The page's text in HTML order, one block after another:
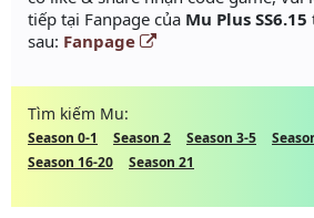
tiếp tại Fanpage của Mu Plus SS6.15
sau: Fanpage
Tìm kiếm Mu:
Season 0-1 Season 2 Season 3-5
Season 16-20
Season 21